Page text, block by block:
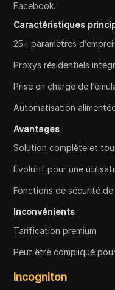
Facebook.
Caractéristiques
25+ paramètres
Proxys résidentiels
Prise en charge de
Automatisation
Avantages :
Solution complète et
Évolutif pour une
Fonctions de sécurité
Inconvénients :
Tarification premium
Peut être compliqué
Incogniton